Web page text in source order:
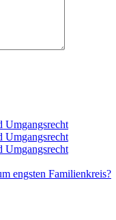
Umgangsrecht
Umgangsrecht
Umgangsrecht
engsten Familienkreis?